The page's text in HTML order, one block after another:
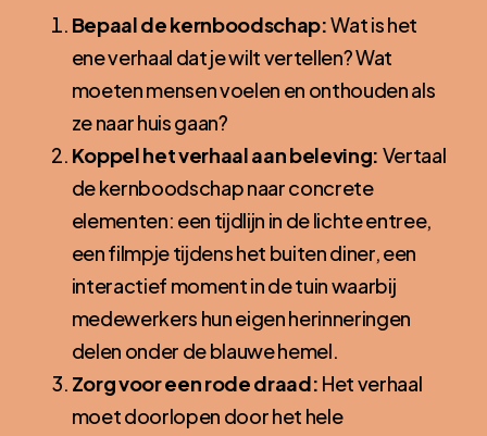
Bepaal de kernboodschap:Wat is het
ene verhaal dat je wilt vertellen? Wat
moeten mensen voelen en onthouden als
ze naar huis gaan?
Koppel het verhaal aan beleving: Vertaal
de kernboodschap naar concrete
elementen: een tijdlijn in de lichte entree,
een filmpje tijdens het buiten diner, een
interactief moment in de tuin waarbij
medewerkers hun eigen herinneringen
delen onder de blauwe hemel.
Zorg voor een rode draad: Het verhaal
moet doorlopen door het hele